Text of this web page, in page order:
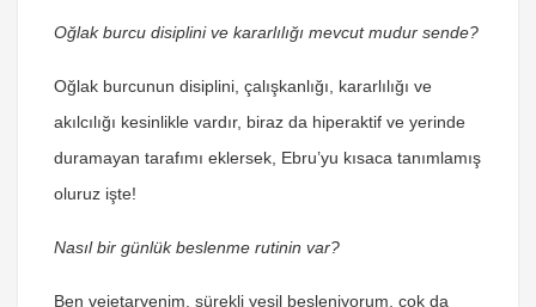
Oğlak burcu disiplini ve kararlılığı mevcut mudur sende?
Oğlak burcunun disiplini, çalışkanlığı, kararlılığı ve
akılcılığı kesinlikle vardır, biraz da hiperaktif ve yerinde
duramayan tarafımı eklersek, Ebru’yu kısaca tanımlamış
oluruz işte!
Nasıl bir günlük beslenme rutinin var?
Ben vejetaryenim, sürekli yeşil besleniyorum, çok da